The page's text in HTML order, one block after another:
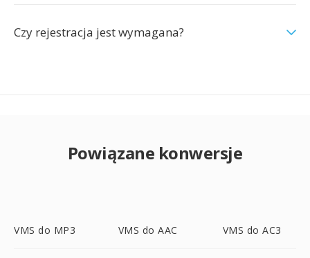
Czy rejestracja jest wymagana?
Powiązane konwersje
VMS do MP3 VMS do AAC VMS do AC3